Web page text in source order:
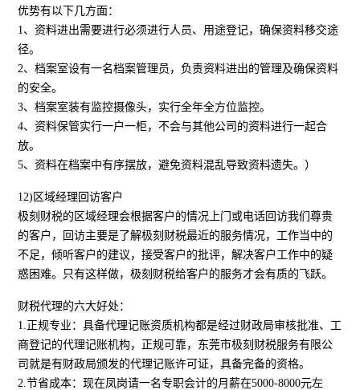
优势有以下几方面：
1、资料进出需要进行必须进行人员、用途登记，确保资料移交途
径。
2、档案室设有一名档案管理员，负责资料进出的管理及确保资料
的安全。
3、档案室装有监控摄像头，实行全年全方位监控。
4、资料保管实行一户一柜，不会与其他公司的资料进行一起合
放。
5、资料在档案中有序摆放，避免资料混乱导致资料遗失。）
12)区域经理回访客户
极刻财税的区域经理会根据客户的情况上门或电话回访我们尊贵
的客户，回访主要是了解极刻财税最近的服务情况，工作当中的
不足，倾听客户的建议，接受客户的批评，解决客户工作中的疑
惑困难。只有这样做，极刻财税给客户的服务才会有质的飞跃。
财税代理的六大好处：
1.正规专业：具备代理记账资质机构都是经过财政局审核批准、工
商登记的代理记账机构，正规可靠，东莞市极刻财税服务有限公
司就是有财政局颁发的代理记账许可证，具备完备的资格。
2.节省成本：现在凤岗请一名专职会计的月薪在5000-8000元左